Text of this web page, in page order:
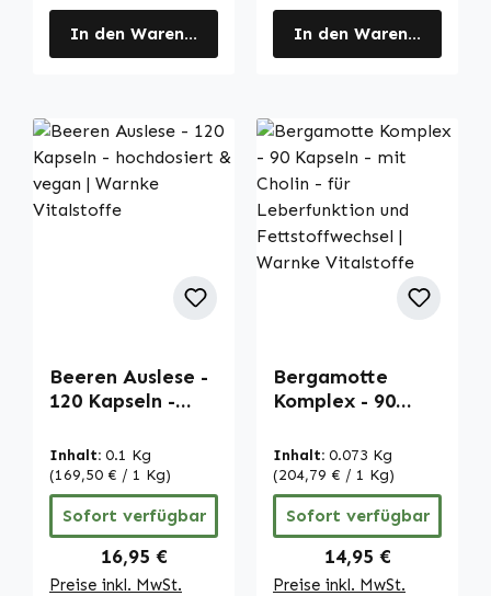
In den Warenkorb In den Warenkorb
Beeren Auslese -
120 Kapseln -
vegan | Warnke
Vitalstoffe
Inhalt: 0.1 Kg
(169,50 € / 1 Kg)
Sofort verfügbar
Regulärer Preis:
16,95 €
Preise inkl. MwSt.
Bergamotte
Komplex - 90
Cholin - für
Leberfunktion
und
Fettstoffwechsel
| Warnke
Vitalstoffe
Inhalt: 0.073 Kg
(204,79 € / 1 Kg)
Sofort verfügbar
Regulärer Preis:
14,95 €
Preise inkl. MwSt.